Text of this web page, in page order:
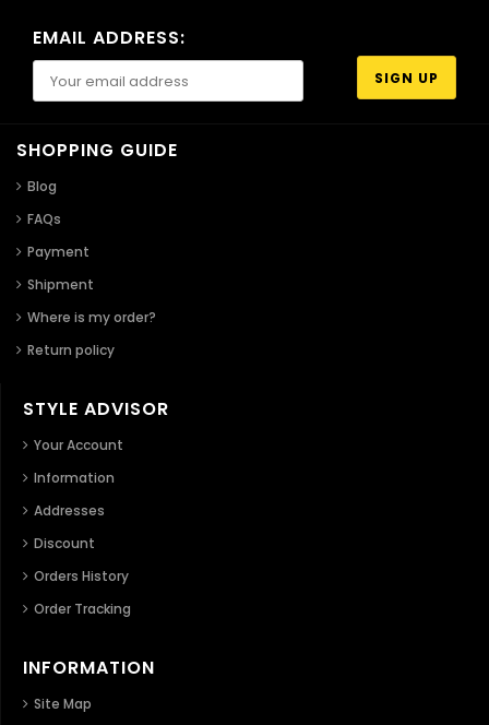
EMAIL ADDRESS:
SHOPPING GUIDE
Blog
FAQs
Payment
Shipment
Where is my order?
Return policy
STYLE ADVISOR
Your Account
Information
Addresses
Discount
Orders History
Order Tracking
INFORMATION
Site Map